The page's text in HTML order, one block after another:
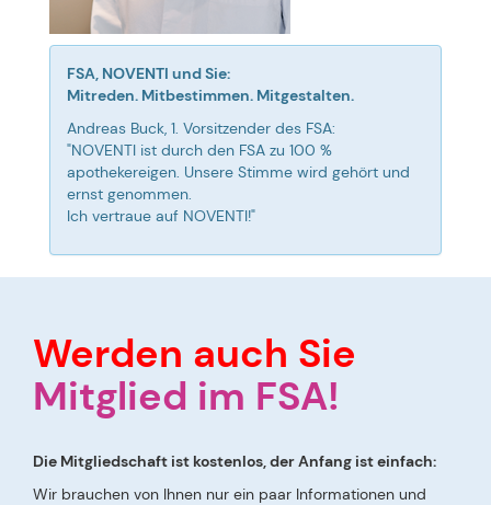
FSA, NOVENTI und Sie:
Mitreden. Mitbestimmen. Mitgestalten.
Andreas Buck, 1. Vorsitzender des FSA:
"NOVENTI ist durch den FSA zu 100 %
apothekereigen. Unsere Stimme wird gehört und
ernst genommen.
Ich vertraue auf NOVENTI!"
Werden auch Sie
Mitglied im FSA!
Die Mitgliedschaft ist kostenlos, der Anfang ist einfach:
Wir brauchen von Ihnen nur ein paar Informationen und